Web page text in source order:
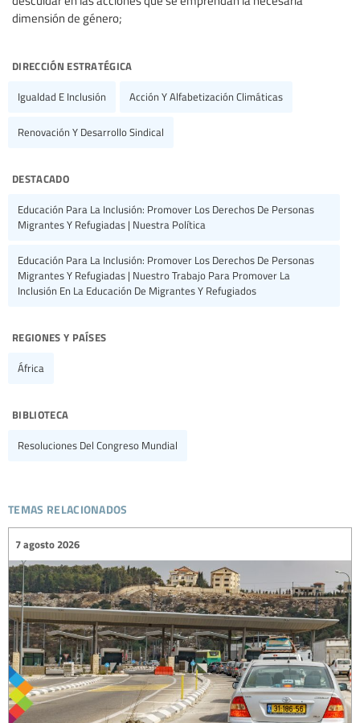
dirección estratégica
Igualdad E Inclusión Acción Y Alfabetización Climáticas
Renovación Y Desarrollo Sindical
destacado
Educación Para La Inclusión: Promover Los Derechos De Personas
Migrantes Y Refugiadas | Nuestra Política
Educación Para La Inclusión: Promover Los Derechos De Personas
Migrantes Y Refugiadas | Nuestro Trabajo Para Promover La
Inclusión En La Educación De Migrantes Y Refugiados
regiones y países
África
biblioteca
Resoluciones Del Congreso Mundial
temas relacionados
7 agosto 2026